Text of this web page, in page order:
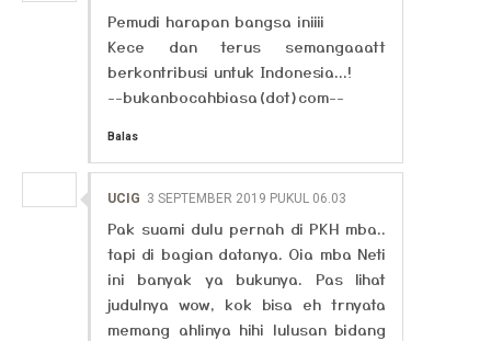
Pemudi harapan bangsa iniiii
Kece dan terus semangaaatt
berkontribusi untuk Indonesia...!
--bukanbocahbiasa(dot)com--
Balas
UCIG 3 SEPTEMBER 2019 PUKUL 06.03
Pak suami dulu pernah di PKH mba..
tapi di bagian datanya. Oia mba Neti
ini banyak ya bukunya. Pas lihat
judulnya wow, kok bisa eh trnyata
memang ahlinya hihi lulusan bidang